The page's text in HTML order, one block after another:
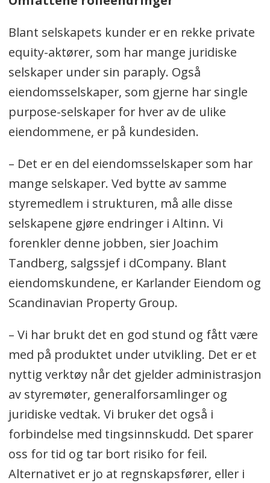
Blant selskapets kunder er en rekke private
equity-aktører, som har mange juridiske
selskaper under sin paraply. Også
eiendomsselskaper, som gjerne har single
purpose-selskaper for hver av de ulike
eiendommene, er på kundesiden.
– Det er en del eiendomsselskaper som har
mange selskaper. Ved bytte av samme
styremedlem i strukturen, må alle disse
selskapene gjøre endringer i Altinn. Vi
forenkler denne jobben, sier Joachim
Tandberg, salgssjef i dCompany. Blant
eiendomskundene, er Karlander Eiendom og
Scandinavian Property Group.
– Vi har brukt det en god stund og fått være
med på produktet under utvikling. Det er et
nyttig verktøy når det gjelder administrasjon
av styremøter, generalforsamlinger og
juridiske vedtak. Vi bruker det også i
forbindelse med tingsinnskudd. Det sparer
oss for tid og tar bort risiko for feil.
Alternativet er jo at regnskapsfører, eller i